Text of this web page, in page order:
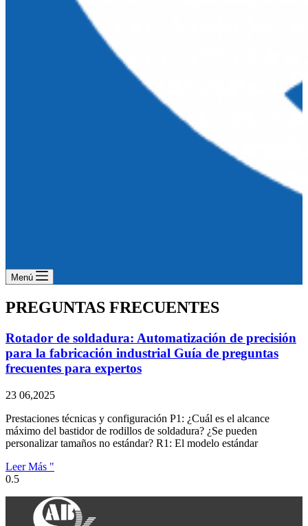
Menú
PREGUNTAS FRECUENTES
Rotador de soldadura: Automatización de precisión
para la fabricación industrial Guía de preguntas
frecuentes para expertos
23 06,2025
Prestaciones técnicas y configuración P1: ¿Cuál es el alcance
máximo del bastidor de rodillos de soldadura? ¿Se pueden
personalizar tamaños no estándar? R1: El modelo estándar
Leer Más "